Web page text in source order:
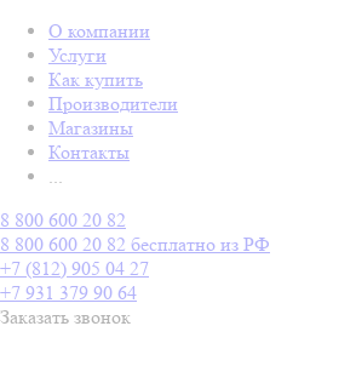
О компании
Услуги
Как купить
Производители
Магазины
Контакты
...
8 800 600 20 82
8 800 600 20 82 бесплатно из РФ
+7 (812) 905 04 27
+7 931 379 90 64
Заказать звонок